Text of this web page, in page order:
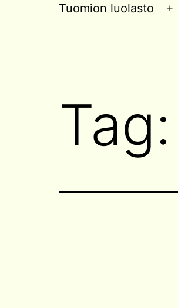
Tuomion luolasto
Tag: